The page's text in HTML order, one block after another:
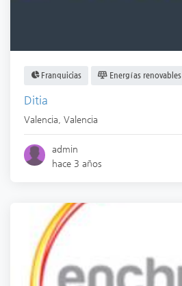
Franquicias Energías renovables
Ditia
Valencia Valencia
admin
hace 3 años